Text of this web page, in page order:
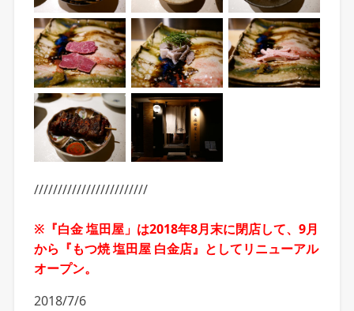
////////////////////////
※『白金 塩田屋」は2018年8月末に閉店して、9月
から『もつ焼 塩田屋 白金店』としてリニューアル
オープン。
2018/7/6